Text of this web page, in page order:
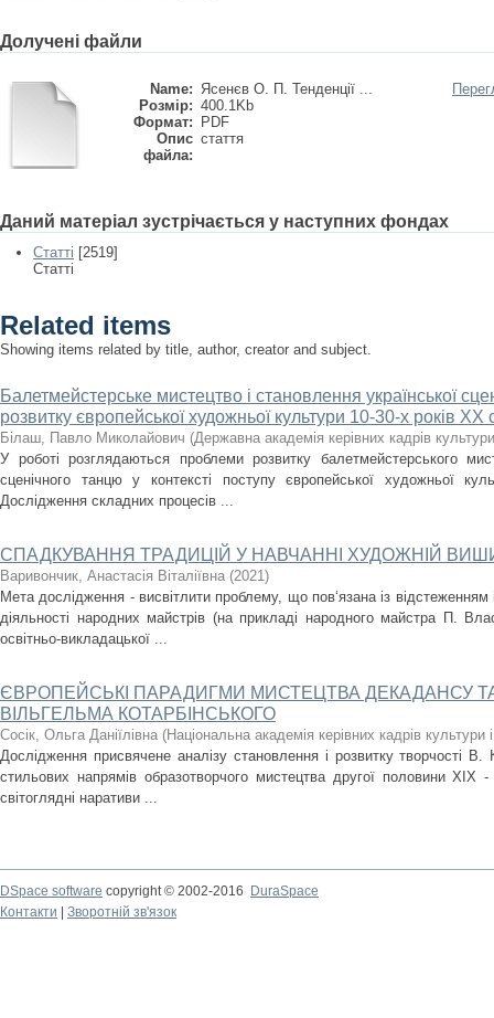
Долучені файли
Name: Ясенєв О. П. Тенденції ...
Розмір: 400.1Kb
Формат:
PDF
Опис
файла:
стаття
Даний матеріал зустрічається у наступних фондах
Статті [2519]
Статті
Related items
Showing items related by title, author, creator and subject.
Балетмейстерське мистецтво і становлення української
розвитку європейської художньої культури 10-30-х років XX
Білаш, Павло Миколайович (Державна академія керівних кадрів
У роботі розглядаються проблеми розвитку балетмейстерського
сценічного танцю у контексті поступу європейської художньої
Дослідження складних процесів ...
СПАДКУВАННЯ ТРАДИЦІЙ У НАВЧАННІ ХУДОЖНІЙ
Варивончик, Анастасія Віталіївна (2021)
Мета дослідження - висвітлити проблему, що пов‘язана із відстеженням
діяльності народних майстрів (на прикладі народного майстра П.
освітньо-викладацької ...
ЄВРОПЕЙСЬКІ ПАРАДИГМИ МИСТЕЦТВА ДЕКАДАНСУ
ВІЛЬГЕЛЬМА КОТАРБІНСЬКОГО
Сосік, Ольга Даніїлівна (Національна академія керівних кадрів культури
Дослідження присвячене аналізу становлення і розвитку творчості В.
стильових напрямів образотворчого мистецтва другої половини XIX
світоглядні наративи ...
DSpace software copyright © 2002-2016
DuraSpace
Контакти
Зворотній зв'язок